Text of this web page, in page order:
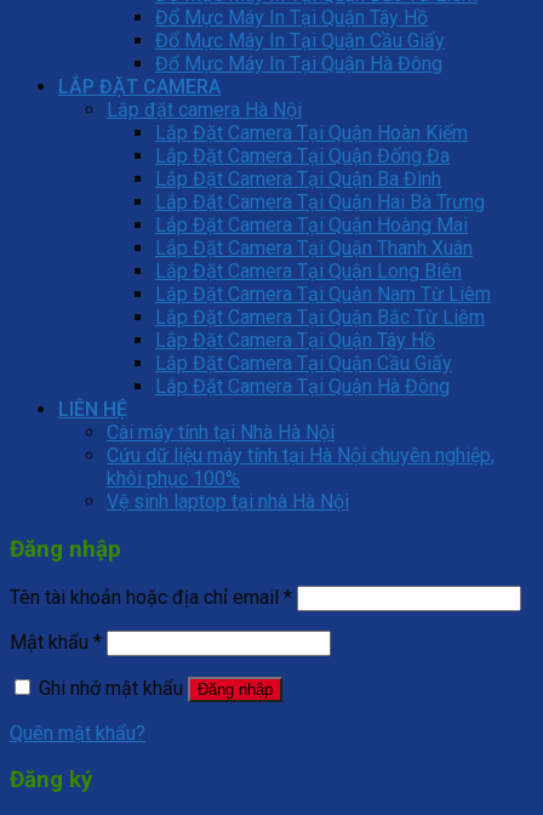
Đổ Mực Máy In Tại Quận Tây Hồ
Đổ Mực Máy In Tại Quận Cầu Giấy
Đổ Mực Máy In Tại Quận Hà Đông
LẮP ĐẶT CAMERA
Lắp đặt camera Hà Nội
Lắp Đặt Camera Tại Quận Hoàn Kiếm
Lắp Đặt Camera Tại Quận Đống Đa
Lắp Đặt Camera Tại Quận Ba Đình
Lắp Đặt Camera Tại Quận Hai Bà Trưng
Lắp Đặt Camera Tại Quận Hoàng Mai
Lắp Đặt Camera Tại Quận Thanh Xuân
Lắp Đặt Camera Tại Quận Long Biên
Lắp Đặt Camera Tại Quận Nam Từ Liêm
Lắp Đặt Camera Tại Quận Bắc Từ Liêm
Lắp Đặt Camera Tại Quận Tây Hồ
Lắp Đặt Camera Tại Quận Cầu Giấy
Lắp Đặt Camera Tại Quận Hà Đông
LIÊN HỆ
Cài máy tính tại Nhà Hà Nội
Cứu dữ liệu máy tính tại Hà Nội chuyên nghiệp,
khôi phục 100%
Vệ sinh laptop tại nhà Hà Nội
Đăng nhập
Tên tài khoản hoặc địa chỉ email *
Mật khẩu *
Ghi nhớ mật khẩu
Đăng nhập
Quên mật khẩu?
Đăng ký